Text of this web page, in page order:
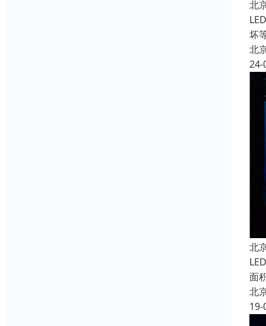
北
坏
北
24-
北
面
北
19-